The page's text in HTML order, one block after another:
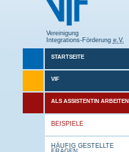
Vereinigung
Integrations-Förderung e.V.
STARTSEITE
VIF
ALS ASSISTENTIN ARBEITEN
BEISPIELE
HÄUFIG GESTELLTE